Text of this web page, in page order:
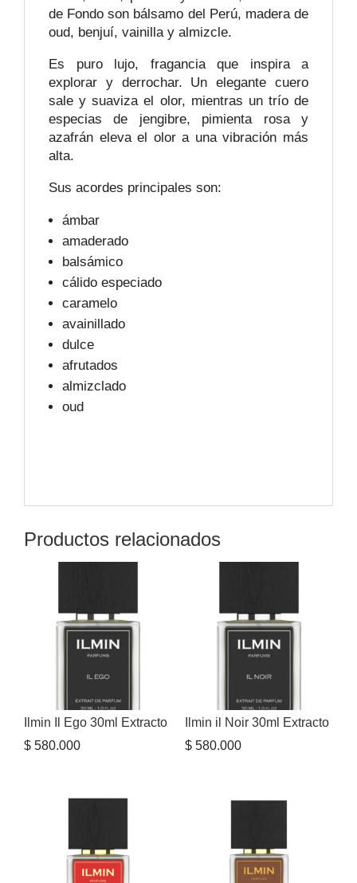
de Fondo son bálsamo del Perú, madera de
oud, benjuí, vainilla y almizcle.
Es puro lujo, fragancia que inspira a
explorar y derrochar. Un elegante cuero
sale y suaviza el olor, mientras un trío de
especias de jengibre, pimienta rosa y
azafrán eleva el olor a una vibración más
alta.
Sus acordes principales son:
ámbar
amaderado
balsámico
cálido especiado
caramelo
avainillado
dulce
afrutados
almizclado
oud
Productos relacionados
Ilmin Il Ego 30ml Extracto
$ 580.000
Ilmin il Noir 30ml Extracto
$580.000